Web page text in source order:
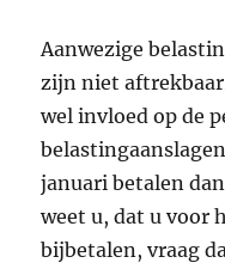
Aanwezige
zijn niet
wel invloed op de
januari betalen
weet u, dat u voor
bijbetalen, vraag